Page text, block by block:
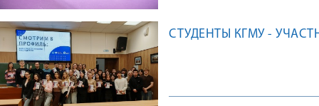
СТУДЕНТЫ КГМУ -